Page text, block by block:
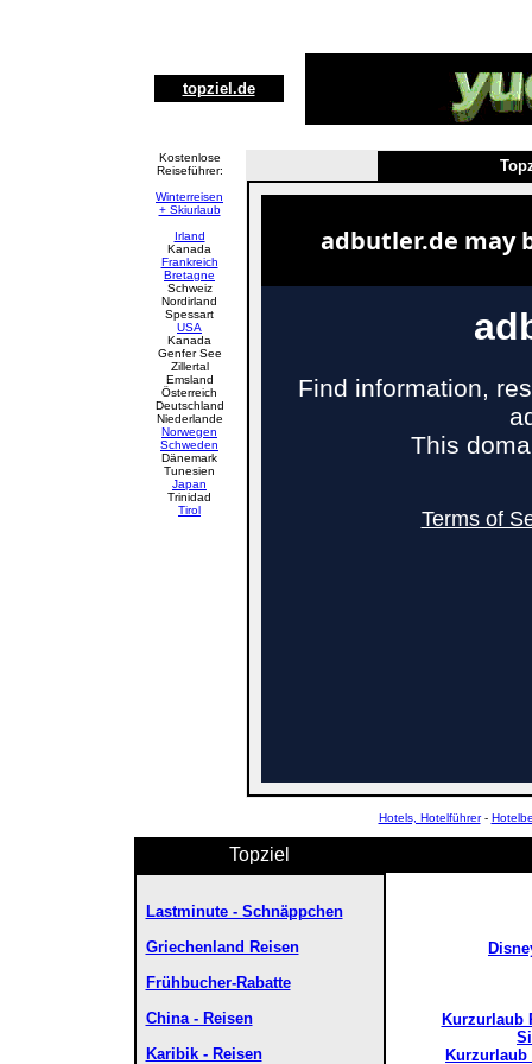
topziel.de
Kostenlose
Reiseführer:
Winterreisen
+ Skiurlaub
Irland
Kanada
Frankreich
Bretagne
Schweiz
Nordirland
Spessart
USA
Kanada
Genfer See
Zillertal
Emsland
Österreich
Deutschland
Niederlande
Norwegen
Schweden
Dänemark
Tunesien
Japan
Trinidad
Tirol
Hotels, Hotelführer-
Topziel
Lastminute - Schnäppchen
Griechenland Reisen
Frühbucher-Rabatte
China - Reisen
Karibik - Reisen
Kurzurlaub
Kurzurlaub